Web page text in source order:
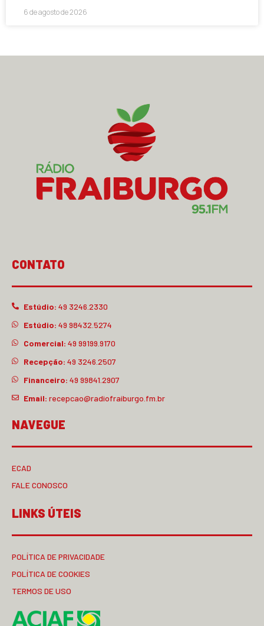
6 de agosto de 2026
CONTATO
Estúdio: 49 3246.2330
Estúdio: 49 98432.5274
Comercial: 49 99199.9170
Recepção: 49 3246.2507
Financeiro: 49 99841.2907
Email: recepcao@radiofraiburgo.fm.br
NAVEGUE
ECAD
FALE CONOSCO
LINKS ÚTEIS
POLÍTICA DE PRIVACIDADE
POLÍTICA DE COOKIES
TERMOS DE USO